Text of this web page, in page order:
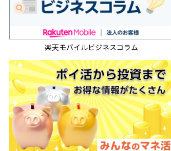
楽天モバイルビジネスコラム